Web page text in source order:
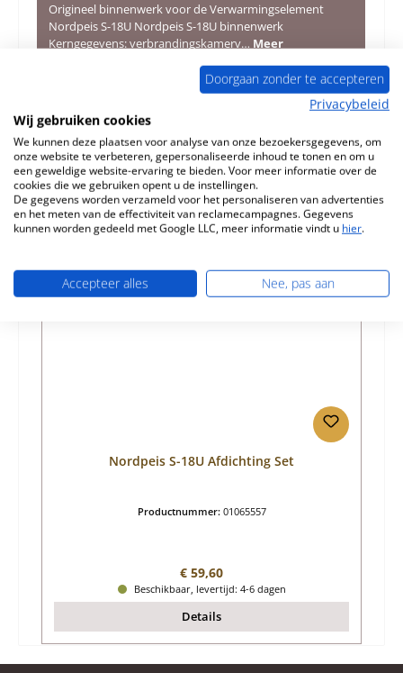
Origineel binnenwerk voor de Verwarmingselement
Nordpeis S-18U Nordpeis S-18U binnenwerk
Kerngegevens: verbrandingskamerv… Meer
Informatie over productveiligheid
Nog 1 op voorraad!
Nordpeis S-18U Afdichting Set
Productnummer: 01065557
Normale prijs:
€ 59,60
Beschikbaar, levertijd: 4-6 dagen
Details
Doorgaan zonder te accepteren
Privacybeleid
Wij gebruiken cookies
We kunnen deze plaatsen voor analyse van onze bezoekersgegevens, om
onze website te verbeteren, gepersonaliseerde inhoud te tonen en om u
een geweldige website-ervaring te bieden. Voor meer informatie over de
cookies die we gebruiken opent u de instellingen.
De gegevens worden verzameld voor het personaliseren van advertenties
en het meten van de effectiviteit van reclamecampagnes. Gegevens
kunnen worden gedeeld met Google LLC, meer informatie vindt u hier.
Accepteer alles Nee, pas aan